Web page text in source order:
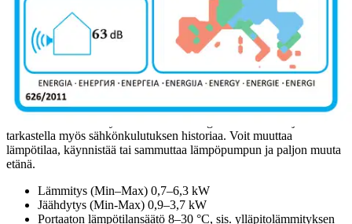
Nyt saat ilmalämpöpumpun asennettuna kotiin tai mökille.
Energiatehokas Samsung Nordic -ilma-ilmalämpöpumppusarja on
kehitetty pohjoismaiseen ilmastoon, ja siinä on taattu
lämmitystoiminto jopa -30 °C asti. Kaikki mallit auttavat
ylläpitämään miellyttävää sisälämpötilaa vuodenajasta riippumatta.
Älykkäiden toimintojen ansiosta ne mukautuvat henkilökohtaisiin
tarpeisiisi ja käyttötottumuksiisi ja ylläpitävät automaattisesti hyvän
sisäilman.Lämpöpumppujamme voi ohjata Samsung SmartThings -
tarkastella myös sähkönkulutuksen historiaa. Voit muuttaa
lämpötilaa, käynnistää tai sammuttaa lämpöpumpun ja paljon muuta
etänä.
Lämmitys (Min–Max) 0,7–6,3 kW
Jäähdytys (Min-Max) 0,9–3,7 kW
Portaaton lämpötilansäätö 8–30 °C, sis. ylläpitolämmityksen